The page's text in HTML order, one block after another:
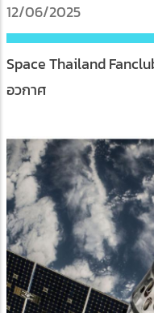
12/06/2025
Space Thailand
อวกาศ